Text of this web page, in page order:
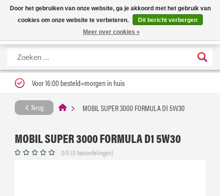
Nieuwe levertijd: 1 tot 3 werkdagen | Nu 25% korting op gehele assortiment
Carfume met kortingscode ''verfrissend''
X
Voor 16:00 besteld=morgen in huis
Terug MOBIL SUPER 3000 FORMULA D1 5W30
MOBIL SUPER 3000 FORMULA D1 5W30
0/5 (0 beoordelingen)
Door het gebruiken van onze website, ga je akkoord met het gebruik van
cookies om onze website te verbeteren.
Dit bericht verbergen
Meer over cookies »